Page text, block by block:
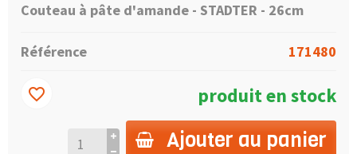
Couteau à pâte d'amande - STADTER - 26cm
Référence 171480
produit en stock
Ajouter au panier
favorite_border